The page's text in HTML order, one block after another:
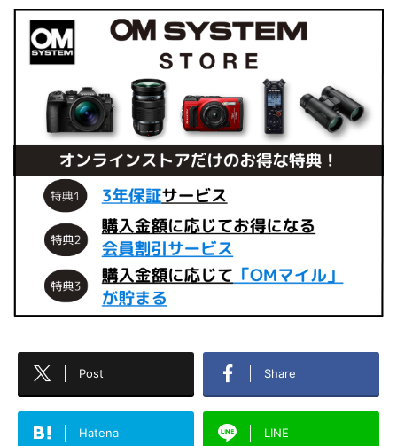
Post Share
Hatena LINE